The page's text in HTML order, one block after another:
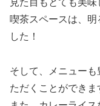
喫茶スペースは、
した！
そして、メニュー
ただくことができま